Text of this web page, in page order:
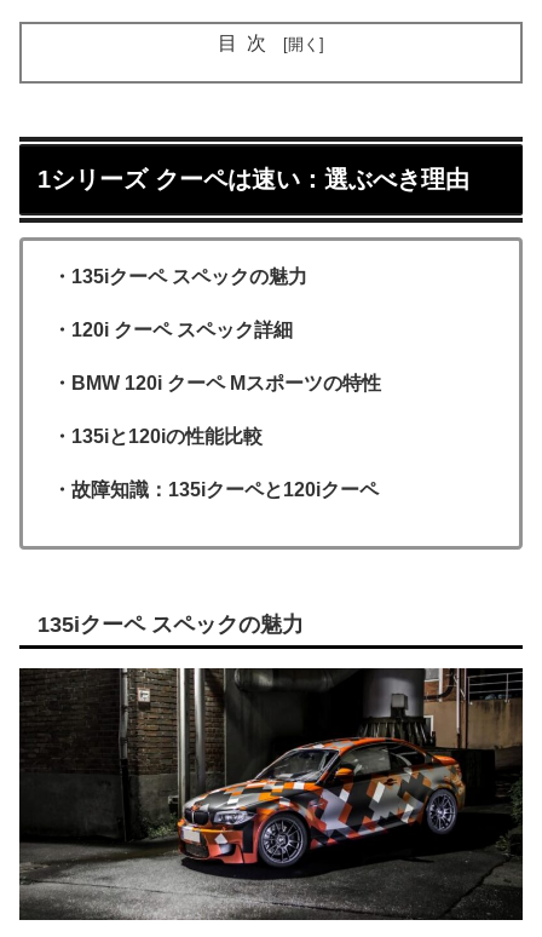
目次
1シリーズ クーペは速い：選ぶべき理由
・135iクーペ スペックの魅力
・120i クーペ スペック詳細
・BMW 120i クーペ Mスポーツの特性
・135iと120iの性能比較
・故障知識：135iクーペと120iクーペ
135iクーペ スペックの魅力